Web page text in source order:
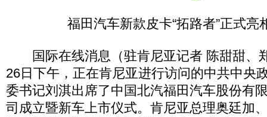
福田汽车新款皮卡“拓路者”正式亮
国际在线消息（驻肯尼亚记者 陈甜甜、
26日下午，正在肯尼亚进行访问的中共中央
委书记刘淇出席了中国北汽福田汽车股份有
司成立暨新车上市仪式。肯尼亚总理奥廷加